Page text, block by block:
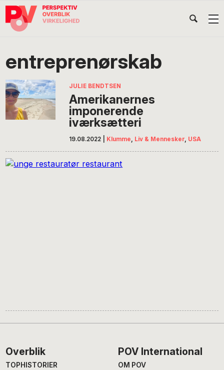
Gå
direkte
Skip
indhold
Gå
direkte
POV
International
entreprenørskab
JULIE BENDTSEN
Amerikanernes
imponerende
iværksætteri
19.08.2022 Klumme, Liv & Mennesker, USA
Footer
Overblik
TOPHISTORIER
POV International
OM POV